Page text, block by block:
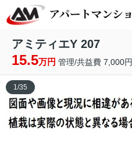
アミティエY 207
15.5万円 管理/共益費 7,000円
1/35